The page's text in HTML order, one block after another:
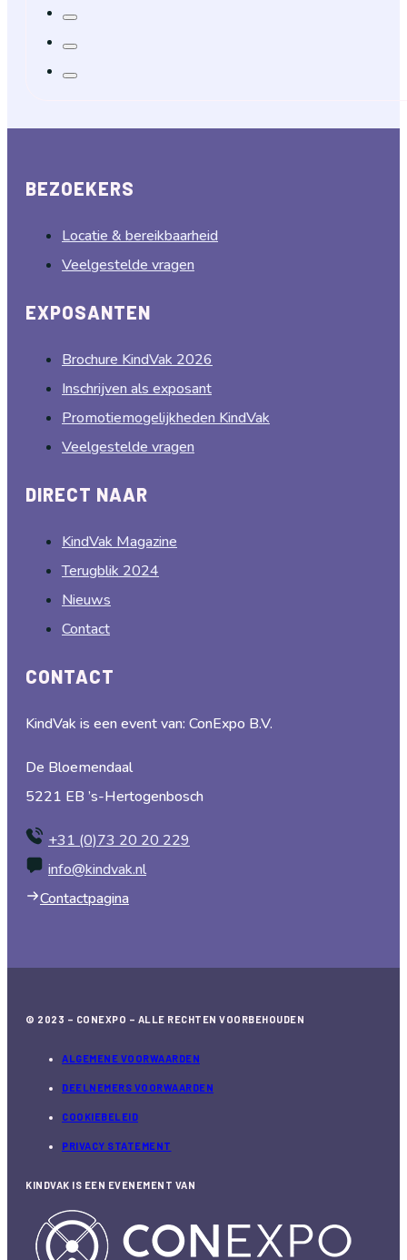
BEZOEKERS
Locatie & bereikbaarheid
Veelgestelde vragen
EXPOSANTEN
Brochure KindVak 2026
Inschrijven als exposant
Promotiemogelijkheden KindVak
Veelgestelde vragen
DIRECT NAAR
KindVak Magazine
Terugblik 2024
Nieuws
Contact
CONTACT
KindVak is een event van: ConExpo B.V.
De Bloemendaal
5221 EB ’s-Hertogenbosch
+31 (0)73 20 20 229
info@kindvak.nl
Contactpagina
© 2023 – CONEXPO – ALLE RECHTEN VOORBEHOUDEN
ALGEMENE VOORWAARDEN
DEELNEMERS VOORWAARDEN
COOKIEBELEID
PRIVACY STATEMENT
KINDVAK IS EEN EVENEMENT VAN